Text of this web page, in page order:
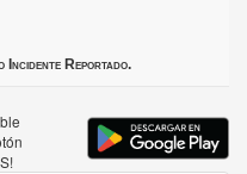
Incidente Reportado.